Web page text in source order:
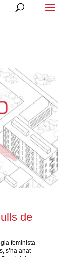
de
feminista
s’ha anat